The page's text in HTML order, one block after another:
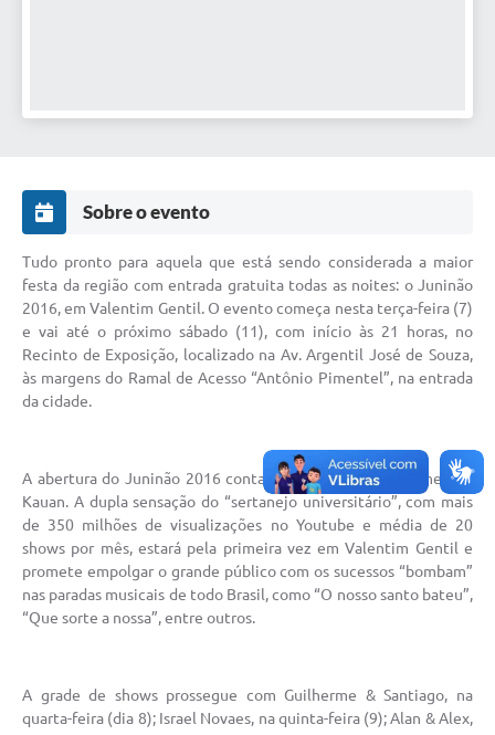
Sobre o evento
Tudo pronto para aquela que está sendo considerada a maior
festa da região com entrada gratuita todas as noites: o Juninão
2016, em Valentim Gentil. O evento começa nesta terça-feira (7)
e vai até o próximo sábado (11), com início às 21 horas, no
Recinto de Exposição, localizado na Av. Argentil José de Souza,
às margens do Ramal de Acesso “Antônio Pimentel”, na entrada
da cidade.
A abertura do Juninão 2016 contará com o show de Matheus &
Kauan. A dupla sensação do “sertanejo universitário”, com mais
de 350 milhões de visualizações no Youtube e média de 20
shows por mês, estará pela primeira vez em Valentim Gentil e
promete empolgar o grande público com os sucessos “bombam”
nas paradas musicais de todo Brasil, como “O nosso santo bateu”,
“Que sorte a nossa”, entre outros.
A grade de shows prossegue com Guilherme & Santiago, na
quarta-feira (dia 8); Israel Novaes, na quinta-feira (9); Alan & Alex,